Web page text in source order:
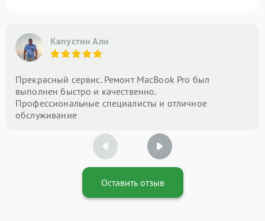
Капустин Али
Прекрасный сервис. Ремонт MacBook Pro был
выполнен быстро и качественно.
Профессиональные специалисты и отличное
обслуживание
Оставить отзыв